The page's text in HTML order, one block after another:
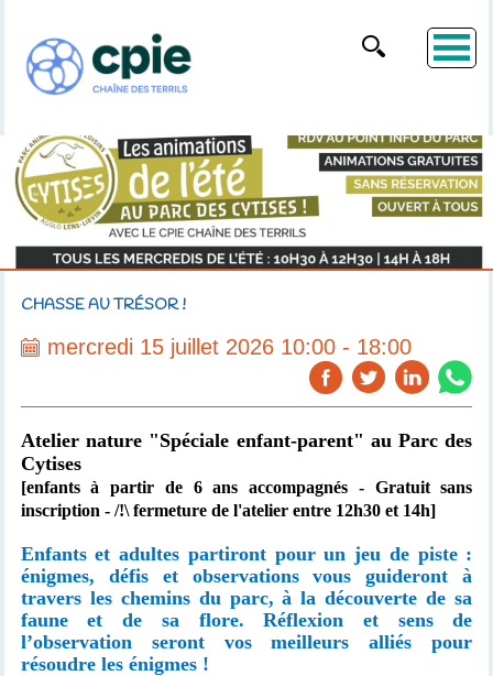
CHASSE AU TRÉSOR !
mercredi 15 juillet 2026 10:00 - 18:00
Atelier nature "Spéciale enfant-parent" au Parc des
Cytises
[enfants à partir de 6 ans accompagnés - Gratuit sans
inscription - /!\ fermeture de l'atelier entre 12h30 et 14h]
Enfants et adultes partiront pour un jeu de piste :
énigmes, défis et observations vous guideront à
travers les chemins du parc, à la découverte de sa
faune et de sa flore. Réflexion et sens de
l’observation seront vos meilleurs alliés pour
résoudre les énigmes !